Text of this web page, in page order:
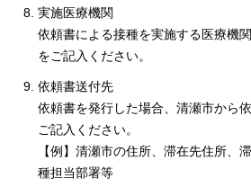
実施医療機関
依頼書による接種を実施する医療機
をご記入ください。
依頼書送付先
依頼書を発行した場合、清瀬市から
ご記入ください。
【例】清瀬市の住所、滞在先住所、
種担当部署等